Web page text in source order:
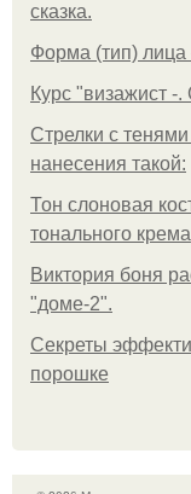
сказка.
Форма (тип) лица
Курс "визажист -.
Стрелки с
нанесения такой:
Тон слоновая
тонального крема
Виктория боня
"доме-2".
Секреты
порошке